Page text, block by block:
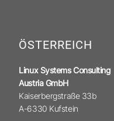
ÖSTERREICH
Linux Systems Consulting
Austria GmbH
Kaiserbergstraße 33b
A-6330 Kufstein